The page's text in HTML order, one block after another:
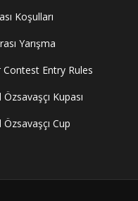
Koşulları
Yarışma
Entry Rules
Kupası
Cup